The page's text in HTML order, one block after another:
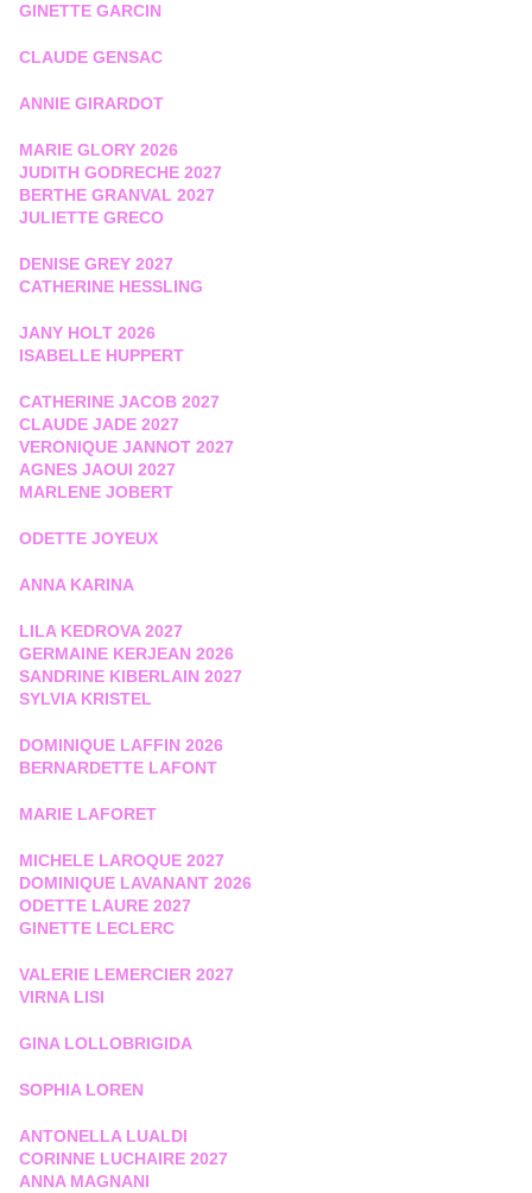
GINETTE GARCIN
CLAUDE GENSAC
ANNIE GIRARDOT
MARIE GLORY 2026
JUDITH GODRECHE 2027
BERTHE GRANVAL 2027
JULIETTE GRECO
DENISE GREY 2027
CATHERINE HESSLING
JANY HOLT 2026
ISABELLE HUPPERT
CATHERINE JACOB 2027
CLAUDE JADE 2027
VERONIQUE JANNOT 2027
AGNES JAOUI 2027
MARLENE JOBERT
ODETTE JOYEUX
ANNA KARINA
LILA KEDROVA 2027
GERMAINE KERJEAN 2026
SANDRINE KIBERLAIN 2027
SYLVIA KRISTEL
DOMINIQUE LAFFIN 2026
BERNARDETTE LAFONT
MARIE LAFORET
MICHELE LAROQUE 2027
DOMINIQUE LAVANANT 2026
ODETTE LAURE 2027
GINETTE LECLERC
VALERIE LEMERCIER 2027
VIRNA LISI
GINA LOLLOBRIGIDA
SOPHIA LOREN
ANTONELLA LUALDI
CORINNE LUCHAIRE 2027
ANNA MAGNANI